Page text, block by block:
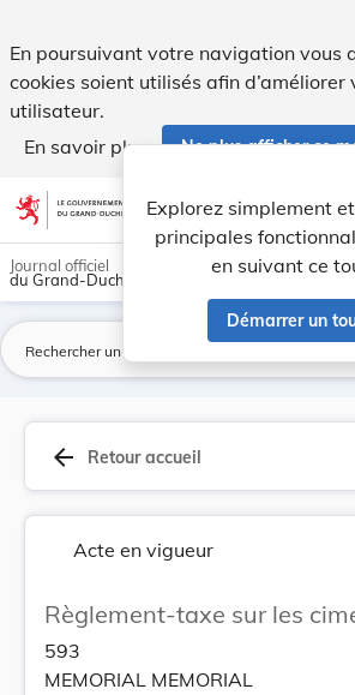
En poursuivant votre navigation vous
cookies soient utilisés afin d’améliorer
utilisateur.
En savoir plus
Ne plus afficher ce
Aller au contenu account_circle help
Explorez simplement
principales
en suivant ce
Démarrer un
Journal officiel
du Grand-Duché de Luxembourg
arrow_back Retour accueil
Acte en vigueur
Règlement-taxe sur les
593
MEMORIAL MEMORIAL